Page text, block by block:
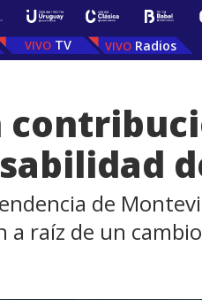
TV Radios
de
raíz de un